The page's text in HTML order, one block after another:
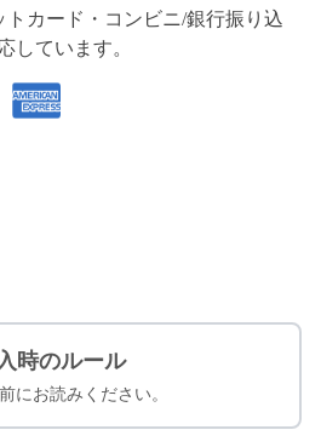
カード・コンビニ/銀行振り込
しています。
時のルール
にお読みください。